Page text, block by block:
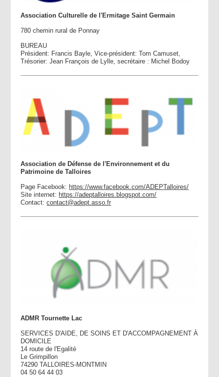
Association Culturelle de l'Ermitage Saint Germain
780 chemin rural de Ponnay
BUREAU
Président: Francis Bayle, Vice-président: Tom Camuset,
Trésorier: Jean François de Lylle, secrétaire : Michel Bodoy
Association de Défense de l'Environnement et du
Patrimoine de Talloires
Page Facebook: https://www.facebook.com/ADEPTalloires/
Site internet: https://adeptalloires.blogspot.com/
Contact:contact@adept.asso.fr
ADMR Tournette Lac
SERVICES D'AIDE, DE SOINS ET D'ACCOMPAGNEMENT À
DOMICILE
14 route de l'Egalité
Le Grimpillon
74290 TALLOIRES-MONTMIN
04 50 64 44 03